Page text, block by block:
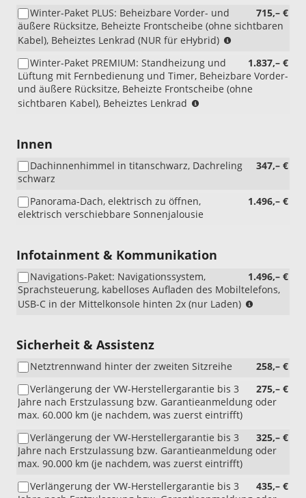
715,– €
Winter-Paket PLUS: Beheizbare Vorder- und
äußere Rücksitze, Beheizte Frontscheibe (ohne sichtbaren
Kabel), Beheiztes Lenkrad (NUR für eHybrid)
eHybrid)
1.837,– €
Winter-Paket PREMIUM: Standheizung und
Lüftung mit Fernbedienung und Timer, Beheizbare Vorder-
und äußere Rücksitze, Beheizte Frontscheibe (ohne
sichtbaren Kabel), Beheiztes Lenkrad
Innen
347,– €
Dachinnenhimmel in titanschwarz, Dachreling
schwarz
1.496,– €
Panorama-Dach, elektrisch zu öffnen,
elektrisch verschiebbare Sonnenjalousie
Infotainment & Kommunikation
1.496,– €
Navigations-Paket: Navigationssystem,
Sprachsteuerung, kabelloses Aufladen des Mobiltelefons,
USB-C in der Mittelkonsole hinten 2x (nur Laden)
Sicherheit & Assistenz
258,– €
Netztrennwand hinter der zweiten Sitzreihe
275,– €
Verlängerung der VW-Herstellergarantie bis 3
Jahre nach Erstzulassung bzw. Garantieanmeldung oder
max. 60.000 km (je nachdem, was zuerst eintrifft)
325,– €
Verlängerung der VW-Herstellergarantie bis 3
Jahre nach Erstzulassung bzw. Garantieanmeldung oder
max. 90.000 km (je nachdem, was zuerst eintrifft)
435,– €
Verlängerung der VW-Herstellergarantie bis 3